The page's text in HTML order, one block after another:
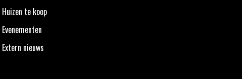
Huizen te koop
Evenementen
Extern nieuws